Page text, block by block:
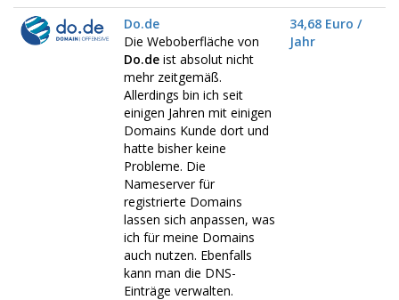
Do.de
Die Weboberfläche von
Do.de ist absolut nicht
mehr zeitgemäß.
Allerdings bin ich seit
einigen Jahren mit einigen
Domains Kunde dort und
hatte bisher keine
Probleme. Die
Nameserver für
registrierte Domains
lassen sich anpassen, was
ich für meine Domains
auch nutzen. Ebenfalls
kann man die DNS-
Einträge verwalten.
34,68 Euro /
Jahr